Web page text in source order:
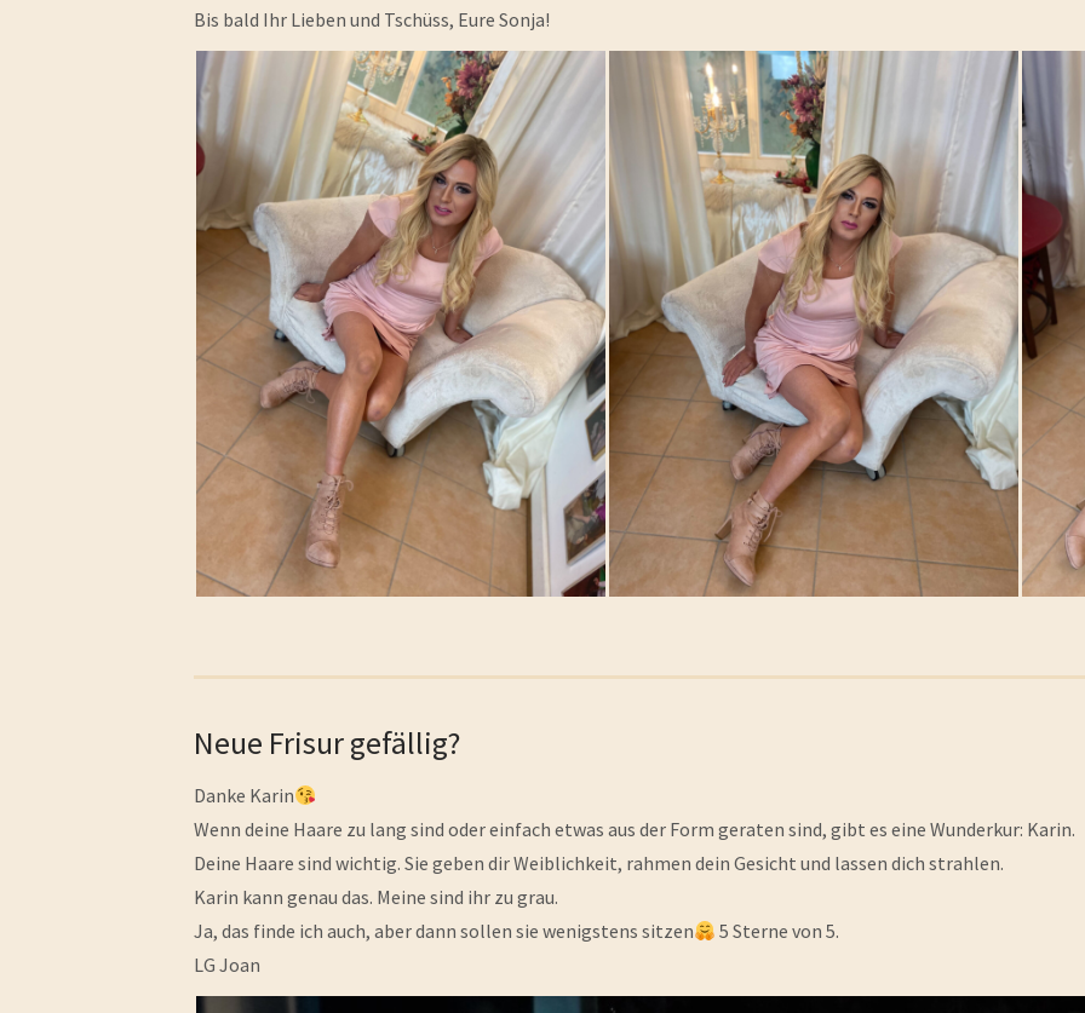
Bis bald Ihr Lieben und Tschüss, Eure Sonja!
Neue Frisur gefällig?
Danke Karin
Wenn deine Haare zu lang sind oder einfach etwas aus der Form geraten sind, gibt es eine Wunderkur: Karin.
Deine Haare sind wichtig. Sie geben dir Weiblichkeit, rahmen dein Gesicht und lassen dich strahlen.
Karin kann genau das. Meine sind ihr zu grau.
Ja, das finde ich auch, aber dann sollen sie wenigstens sitzen
5 Sterne von 5.
LG Joan